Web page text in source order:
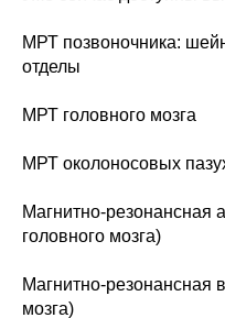
МРТ позвоночника:
отделы
МРТ головного мозга
МРТ околоносовых
Магнитно-резонансная
головного мозга)
Магнитно-резонансная
мозга)